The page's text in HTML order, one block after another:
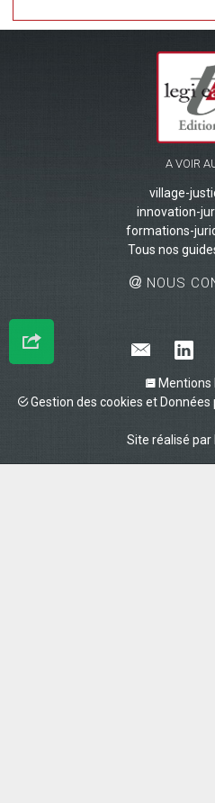
A VOIR
village-
innovation-
formations-
Tous nos
NOUS
Mentions
Gestion des cookies et Données
Site réalisé par